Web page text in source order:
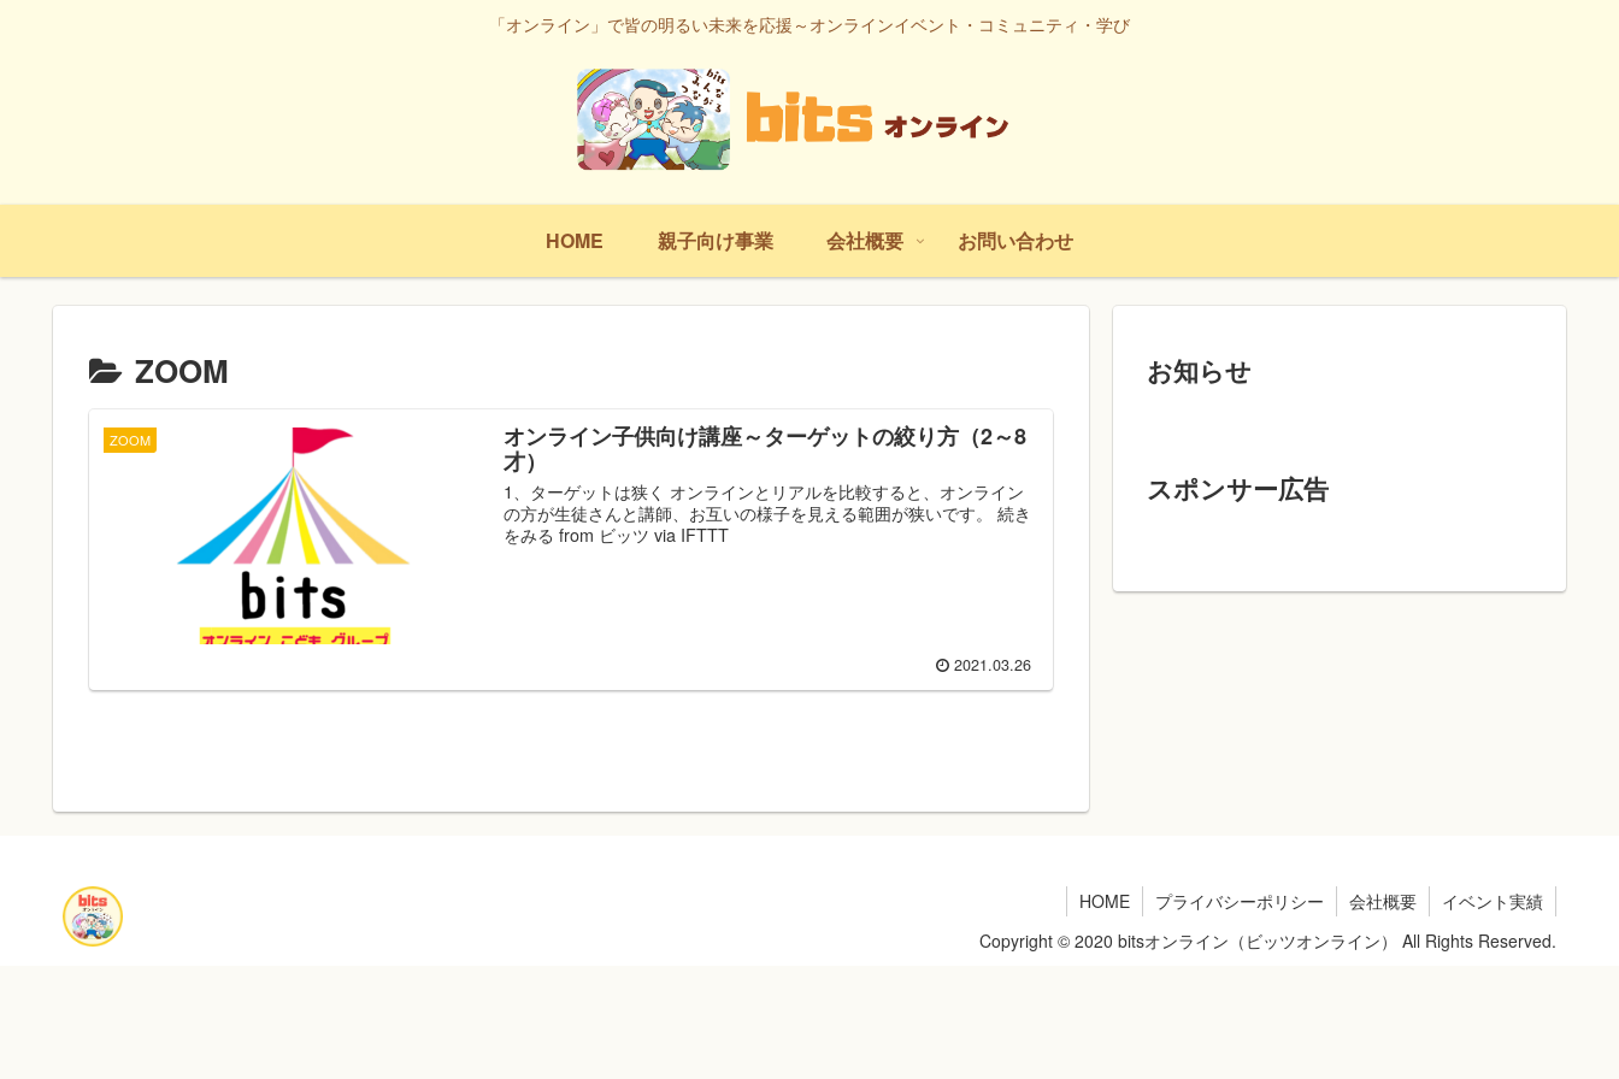
「オンライン」で皆の明るい未来を応援～オンラインイベント・コミュニティ・学び
HOME 親子向け事業 会社概要 お問い合わせ
ZOOM
ZOOM
オンライン子供向け講座～ターゲットの絞り方（2～8
才）
1、ターゲットは狭く オンラインとリアルを比較すると、オンライン
の方が生徒さんと講師、お互いの様子を見える範囲が狭いです。 続き
をみる from ビッツ via IFTTT
2021.03.26
お知らせ
スポンサー広告
HOME プライバシーポリシー 会社概要
イベント実績
Copyright © 2020 bitsオンライン（ビッツオンライン） All Rights Reserved.